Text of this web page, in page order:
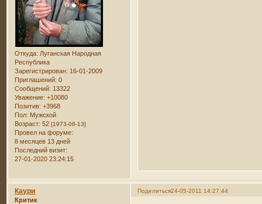
Откуда: Луганская Народная
Республика
Зарегистрирован: 16-01-2009
Приглашений: 0
Сообщений: 13322
Уважение: +10080
Позитив: +3968
Пол: Мужской
Возраст: 52[1973-08-13]
Провел на форуме:
8 месяцев 13 дней
Последний визит:
27-01-2020 23:24:15
Поделиться24-05-2011 14:27:44
Каури
Критик